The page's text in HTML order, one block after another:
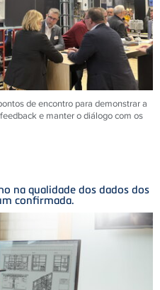
de encontro para demonstrar a
e manter o diálogo com os
na qualidade dos dados dos
confirmada.